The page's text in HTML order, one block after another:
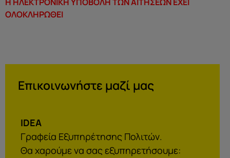
ΟΛΟΚΛΗΡΩΘΕΙ
Επικοινωνήστε μαζί μας
IDEA
Γραφεία Εξυπηρέτησης Πολιτών.
Θα χαρούμε να σας εξυπηρετήσουμε: